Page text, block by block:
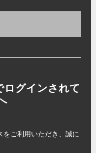
グインされて
をご利用いただき、誠に